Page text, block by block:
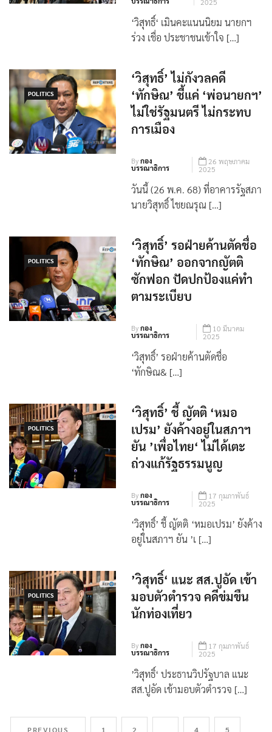
2025
‘วิสุทธิ์‘ เมินคะแนนนิยม นายกฯ
ร่วง เชื่อ ประชาชนเข้าใจ […]
POLITICS
‘วิสุทธิ์’ ไม่กังวลคดี
‘ทักษิณ’ ชี้แค่ ‘พ่อนายกฯ’
ไม่ใช่รัฐมนตรี ไม่กระทบ
การเมือง
Byกอง
บรรณาธิการ
26 พฤษภาคม
2025
วันนี้ (26 พ.ค. 68) ที่อาคารรัฐสภา
นายวิสุทธิ์ ไชยณรุณ […]
POLITICS
‘วิสุทธิ์’ รอฝ่ายค้านตัดชื่อ
‘ทักษิณ’ ออกจากญัตติ
ซักฟอก ปัดปกป้องแค่ทำ
ตามระเบียบ
Byกอง
บรรณาธิการ
10 มีนาคม
2025
‘วิสุทธิ์’ รอฝ่ายค้านตัดชื่อ
‘ทักษิณ& […]
POLITICS
‘วิสุทธิ์’ ชี้ ญัตติ ‘หมอ
เปรม’ ยังค้างอยู่ในสภาฯ
ยัน ’เพื่อไทย‘ ไม่ได้เตะ
ถ่วงแก้รัฐธรรมนูญ
Byกอง
บรรณาธิการ
17 กุมภาพันธ์
2025
‘วิสุทธิ์’ ชี้ ญัตติ ‘หมอเปรม’ ยังค้าง
อยู่ในสภาฯ ยัน ’เ […]
POLITICS
’วิสุทธิ์‘ แนะ สส.ปูอัด เข้า
มอบตัวตำรวจ คดีข่มขืน
นักท่องเที่ยว
Byกอง
บรรณาธิการ
17 กุมภาพันธ์
2025
’วิสุทธิ์‘ ประธานวิปรัฐบาล แนะ
สส.ปูอัด เข้ามอบตัวตำรวจ […]
PREVIOUS 1 2 4 5